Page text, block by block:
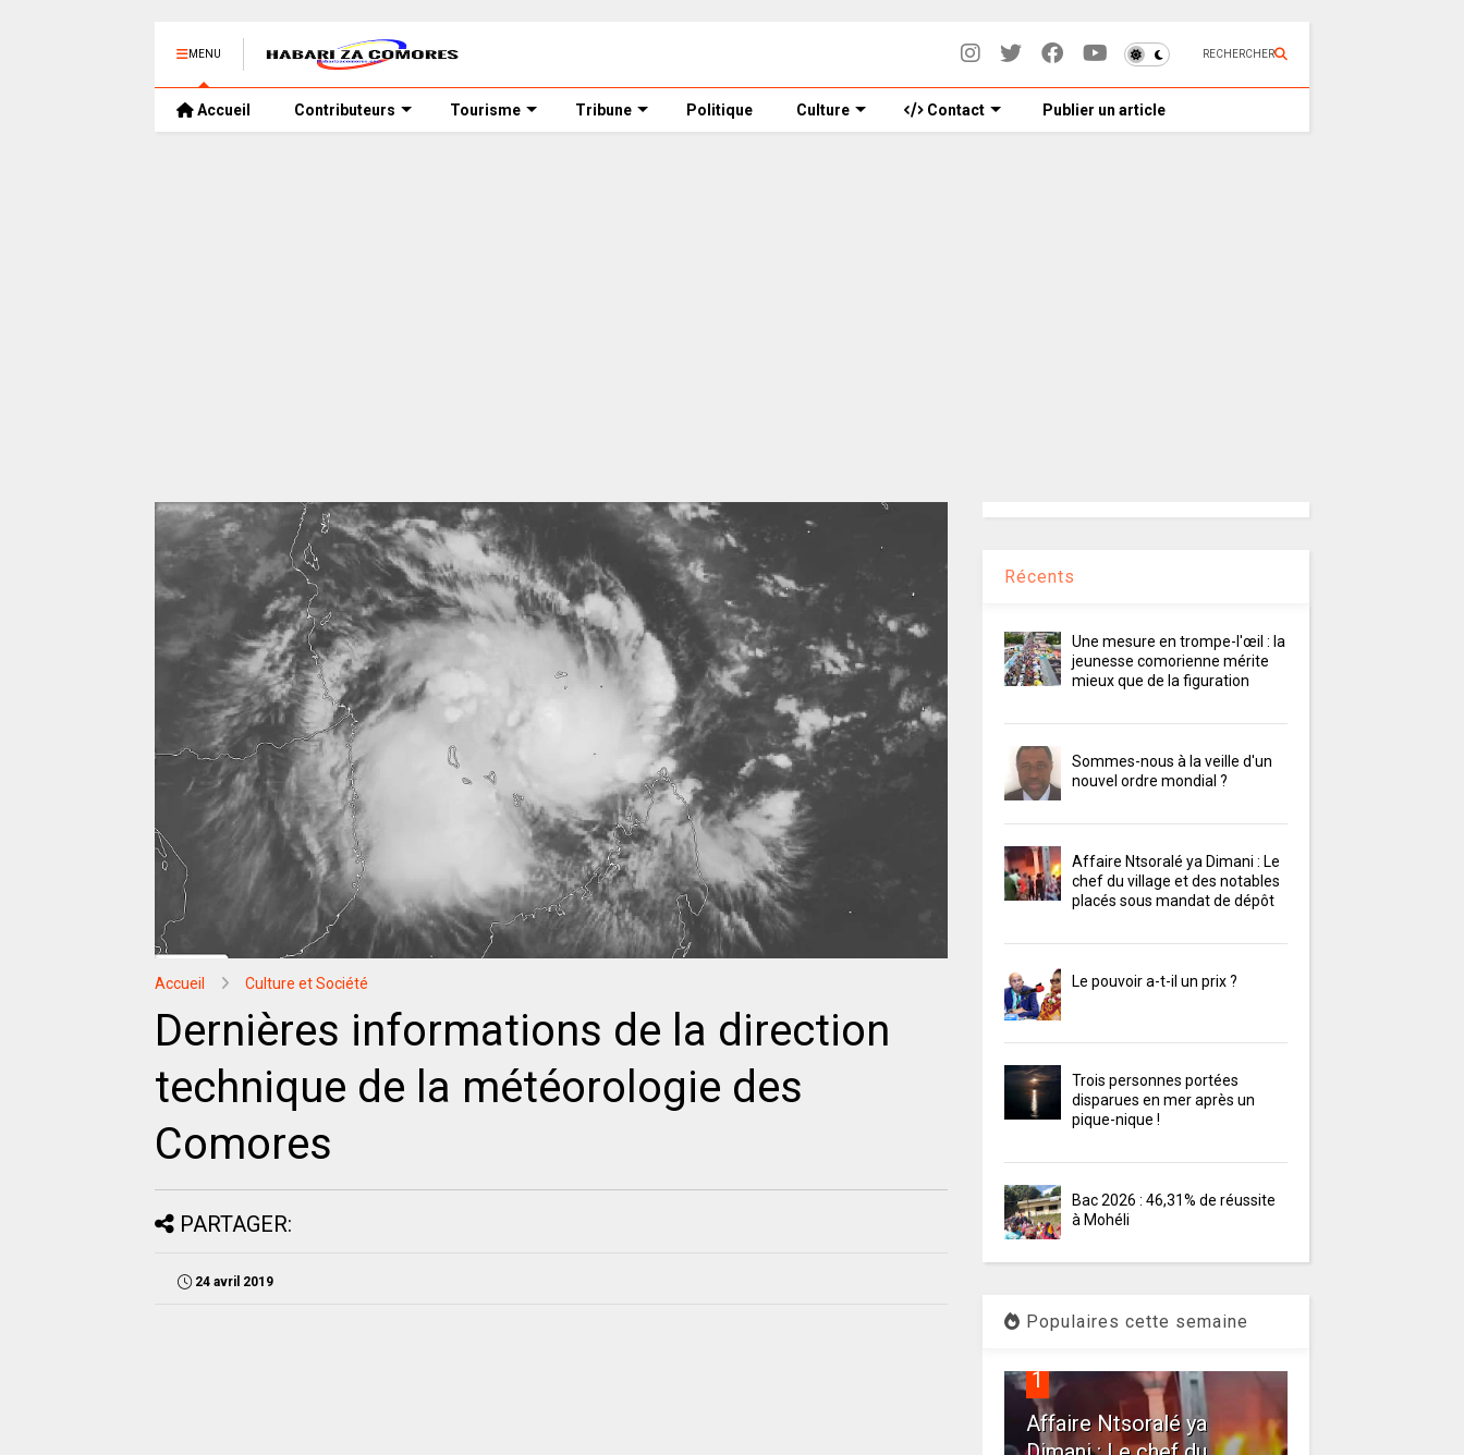
MENU RECHERCHER
Accueil Contributeurs Tourisme Tribune Politique Culture Contact Publier un article
Accueil Culture et Société
Dernières informations de la direction
technique de la météorologie des
Comores
PARTAGER:
24 avril 2019
Récents
Une mesure en trompe-l'œil : la
jeunesse comorienne mérite
mieux que de la figuration
Sommes-nous à la veille d'un
nouvel ordre mondial ?
Affaire Ntsoralé ya Dimani : Le
chef du village et des notables
placés sous mandat de dépôt
Le pouvoir a-t-il un prix ?
Trois personnes portées
disparues en mer après un
pique-nique !
Bac 2026 : 46,31% de réussite
à Mohéli
Populaires cette semaine
1
Affaire Ntsoralé ya